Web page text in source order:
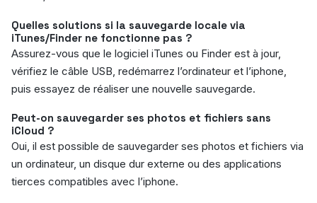
Quelles solutions si la sauvegarde locale via
iTunes/Finder ne fonctionne pas ?
Assurez-vous que le logiciel iTunes ou Finder est à jour,
vérifiez le câble USB, redémarrez l’ordinateur et l’iphone,
puis essayez de réaliser une nouvelle sauvegarde.
Peut-on sauvegarder ses photos et fichiers sans
iCloud ?
Oui, il est possible de sauvegarder ses photos et fichiers via
un ordinateur, un disque dur externe ou des applications
tierces compatibles avec l’iphone.